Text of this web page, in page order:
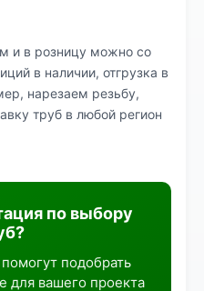
и в розницу можно со
в наличии, отгрузка в
нарезаем резьбу,
труб в любой регион
по выбору
подобрать
для вашего проекта